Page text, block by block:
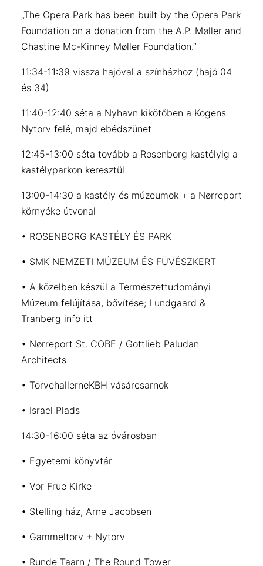
„The Opera Park has been built by the Opera Park
Foundation on a donation from the A.P. Møller and
Chastine Mc-Kinney Møller Foundation.”
11:34-11:39 vissza hajóval a színházhoz (hajó 04
és 34)
11:40-12:40 séta a Nyhavn kikötőben a Kogens
Nytorv felé, majd ebédszünet
12:45-13:00 séta tovább a Rosenborg kastélyig a
kastélyparkon keresztül
13:00-14:30 a kastély és múzeumok + a Nørreport
környéke útvonal
• ROSENBORG KASTÉLY ÉS PARK
• SMK NEMZETI MÚZEUM ÉS FÜVÉSZKERT
• A közelben készül a Természettudományi
Múzeum felújítása, bővítése; Lundgaard &
Tranberg info itt
• Nørreport St. COBE / Gottlieb Paludan
Architects
• TorvehallerneKBH vásárcsarnok
• Israel Plads
14:30-16:00 séta az óvárosban
• Egyetemi könyvtár
• Vor Frue Kirke
• Stelling ház, Arne Jacobsen
• Gammeltorv + Nytorv
• Runde Taarn / The Round Tower